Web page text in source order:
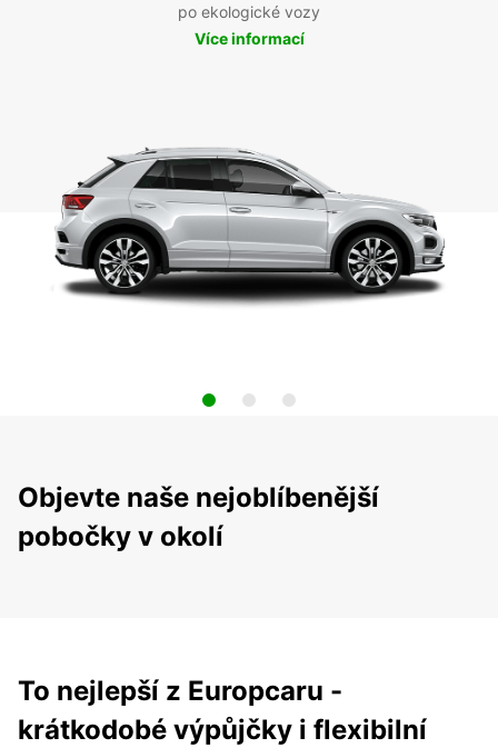
po ekologické vozy
Více informací
Objevte naše nejoblíbenější
pobočky v okolí
To nejlepší z Europcaru -
krátkodobé výpůjčky i flexibilní